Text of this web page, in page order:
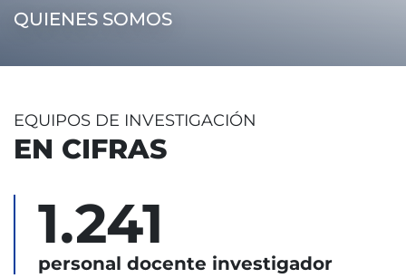
QUIENES SOMOS
EQUIPOS DE INVESTIGACIÓN
EN CIFRAS
1.241
personal docente investigador